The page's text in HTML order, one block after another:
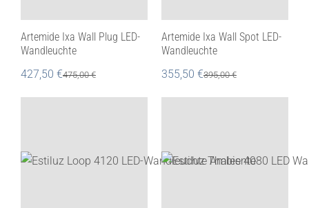
Artemide Ixa Wall Plug LED-
Wandleuchte
427,50 €475,00€
Artemide Ixa Wall Spot LED-
Wandleuchte
355,50 €395,00€